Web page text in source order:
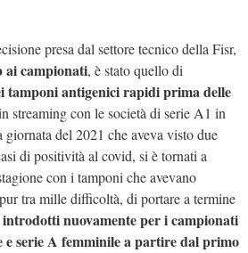
presa dal settore tecnico della Fisr,
ai campionati, è stato quello di
tamponi antigenici rapidi prima delle
streaming con le società di serie A1 in
del 2021 che aveva visto due
di positività al covid, si è tornati a
con i tamponi che avevano
tra mille difficoltà, di portare a termine
nuovamente per i campionati
e serie A femminile a partire dal primo